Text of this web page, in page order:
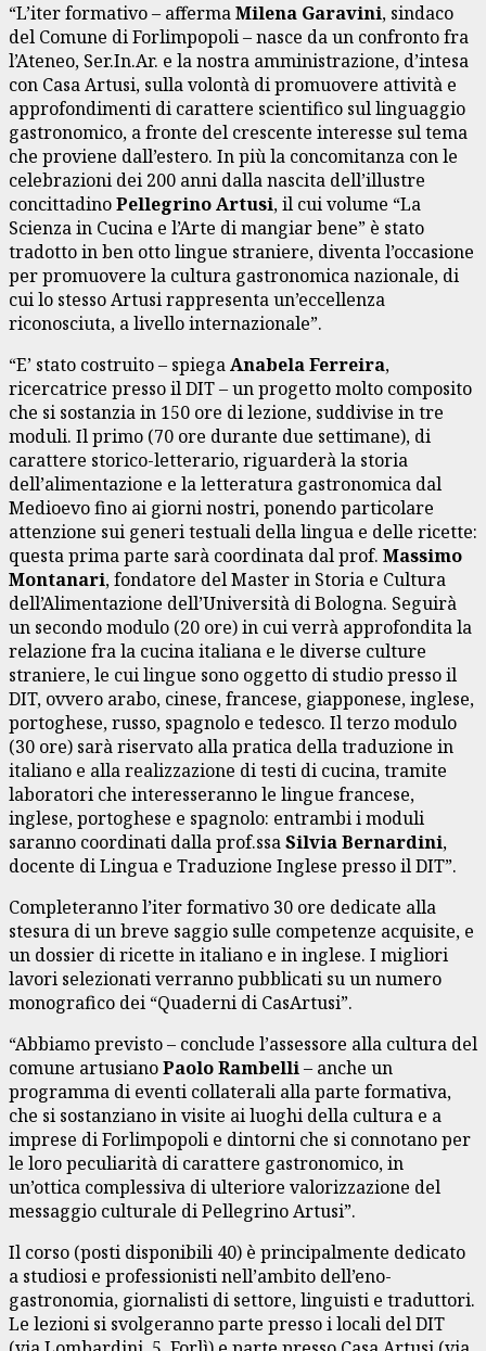
“L’iter formativo – affermaMilena Garavini, sindaco
del Comune di Forlimpopoli – nasce da un confronto fra
l’Ateneo, Ser.In.Ar. e la nostra amministrazione, d’intesa
con Casa Artusi, sulla volontà di promuovere attività e
approfondimenti di carattere scientifico sul linguaggio
gastronomico, a fronte del crescente interesse sul tema
che proviene dall’estero. In più la concomitanza con le
celebrazioni dei 200 anni dalla nascita dell’illustre
concittadinoPellegrino Artusi, il cui volume “La
Scienza in Cucina e l’Arte di mangiar bene” è stato
tradotto in ben otto lingue straniere, diventa l’occasione
per promuovere la cultura gastronomica nazionale, di
cui lo stesso Artusi rappresenta un’eccellenza
riconosciuta, a livello internazionale”.
“E’ stato costruito – spiegaAnabela Ferreira,
ricercatrice presso il DIT – un progetto molto composito
che si sostanzia in 150 ore di lezione, suddivise in tre
moduli. Il primo (70 ore durante due settimane), di
carattere storico-letterario, riguarderà la storia
dell’alimentazione e la letteratura gastronomica dal
Medioevo fino ai giorni nostri, ponendo particolare
attenzione sui generi testuali della lingua e delle ricette:
questa prima parte sarà coordinata dal prof. Massimo
Montanari, fondatore del Master in Storia e Cultura
dell’Alimentazione dell’Università di Bologna. Seguirà
un secondo modulo (20 ore) in cui verrà approfondita la
relazione fra la cucina italiana e le diverse culture
straniere, le cui lingue sono oggetto di studio presso il
DIT, ovvero arabo, cinese, francese, giapponese, inglese,
portoghese, russo, spagnolo e tedesco. Il terzo modulo
(30 ore) sarà riservato alla pratica della traduzione in
italiano e alla realizzazione di testi di cucina, tramite
laboratori che interesseranno le lingue francese,
inglese, portoghese e spagnolo: entrambi i moduli
saranno coordinati dalla prof.ssaSilvia Bernardini,
docente di Lingua e Traduzione Inglese presso il DIT”.
Completeranno l’iter formativo 30 ore dedicate alla
stesura di un breve saggio sulle competenze acquisite, e
un dossier di ricette in italiano e in inglese. I migliori
lavori selezionati verranno pubblicati su un numero
monografico dei “Quaderni di CasArtusi”.
“Abbiamo previsto – conclude l’assessore alla cultura del
comune artusianoPaoloRambelli– anche un
programma di eventi collaterali alla parte formativa,
che si sostanziano in visite ai luoghi della cultura e a
imprese di Forlimpopoli e dintorni che si connotano per
le loro peculiarità di carattere gastronomico, in
un’ottica complessiva di ulteriore valorizzazione del
messaggio culturale di Pellegrino Artusi”.
Il corso (posti disponibili 40) è principalmente dedicato
a studiosi e professionisti nell’ambito dell’eno-
gastronomia, giornalisti di settore, linguisti e traduttori.
Le lezioni si svolgeranno parte presso i locali del DIT